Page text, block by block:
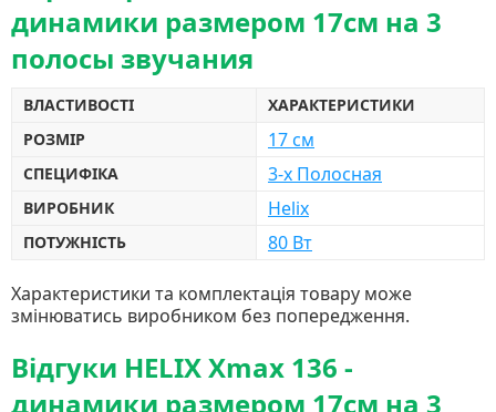
динамики размером 17см на 3
полосы звучания
ВЛАСТИВОСТІ
ХАРАКТЕРИСТИКИ
РОЗМІР
17 см
СПЕЦИФІКА 3-х Полосная
ВИРОБНИК Helix
ПОТУЖНІСТЬ 80 Вт
Характеристики та комплектація товару може
змінюватись виробником без попередження.
Відгуки HELIX Xmax 136 -
динамики размером 17см на 3